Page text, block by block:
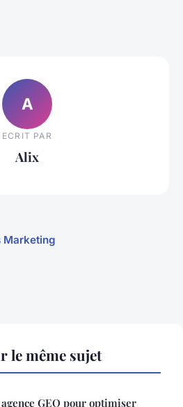
A
ECRIT PAR
Alix
Marketing
le même sujet
GEO pour optimiser